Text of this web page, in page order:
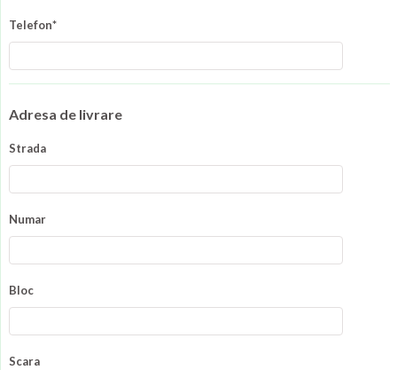
Telefon*
Adresa de livrare
Strada
Numar
Bloc
Scara